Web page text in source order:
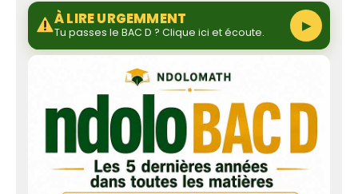
À LIRE URGEMMENT
Tu passes le BAC D ? Clique ici et écoute. ▶